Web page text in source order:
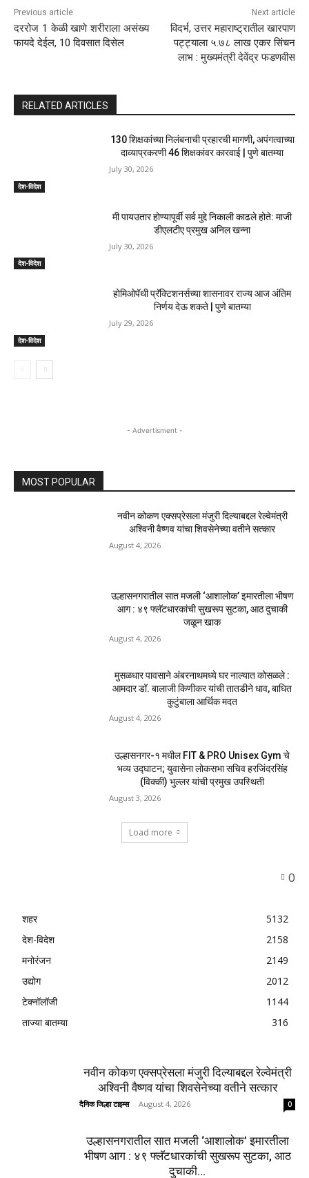
Previous article
दररोज 1 केळी खाणे शरीराला असंख्य
फायदे देईल, 10 दिवसात दिसेल
Next article
विदर्भ, उत्तर महाराष्ट्रातील खारपाण
पट्ट्याला ५.७८ लाख एकर सिंचन
लाभ : मुख्यमंत्री देवेंद्र फडणवीस
RELATED ARTICLES
देश-विदेश
130 शिक्षकांच्या निलंबनाची प्रहारची मागणी, अपंगत्वाच्या
दाव्याप्रकरणी 46 शिक्षकांवर कारवाई | पुणे बातम्या
July 30, 2026
देश-विदेश
मी पायउतार होण्यापूर्वी सर्व मुद्दे निकाली काढले होते: माजी
डीएलटीए प्रमुख अनिल खन्ना
July 30, 2026
देश-विदेश
होमिओपॅथी प्रॅक्टिशनर्सच्या शासनावर राज्य आज अंतिम
निर्णय देऊ शकते | पुणे बातम्या
July 29, 2026
- Advertisment -
MOST POPULAR
नवीन कोकण एक्सप्रेसला मंजुरी दिल्याबद्दल रेल्वेमंत्री
अश्विनी वैष्णव यांचा शिवसेनेच्या वतीने सत्कार
August 4, 2026
उल्हासनगरातील सात मजली ‘आशालोक’ इमारतीला भीषण
आग : ४९ फ्लॅटधारकांची सुखरूप सुटका, आठ दुचाकी
जळून खाक
August 4, 2026
मुसळधार पावसाने अंबरनाथमध्ये घर नाल्यात कोसळले :
आमदार डॉ. बालाजी किणीकर यांची तातडीने धाव, बाधित
कुटुंबाला आर्थिक मदत
August 4, 2026
उल्हासनगर-१ मधील FIT & PRO Unisex Gym चे
भव्य उद्घाटन; युवासेना लोकसभा सचिव हरजिंदरसिंह
(विक्की) भुल्लर यांची प्रमुख उपस्थिती
August 3, 2026
Load more
0
शहर
5132
देश-विदेश
2158
मनोरंजन
2149
उद्योग
2012
टेक्नॉलॉजी
1144
ताज्या बातम्या
316
नवीन कोकण एक्सप्रेसला मंजुरी दिल्याबद्दल रेल्वेमंत्री
अश्विनी वैष्णव यांचा शिवसेनेच्या वतीने सत्कार
दैनिक जिल्हा टाइम्स - August 4, 2026 0
उल्हासनगरातील सात मजली ‘आशालोक’ इमारतीला
भीषण आग : ४९ फ्लॅटधारकांची सुखरूप सुटका, आठ
दुचाकी...